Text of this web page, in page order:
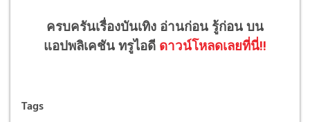
ครบครันเรื่องบันเทิง อ่านก่อน รู้ก่อน บน
แอปพลิเคชัน ทรูไอดี ดาวน์โหลดเลยที่นี่!!
Tags